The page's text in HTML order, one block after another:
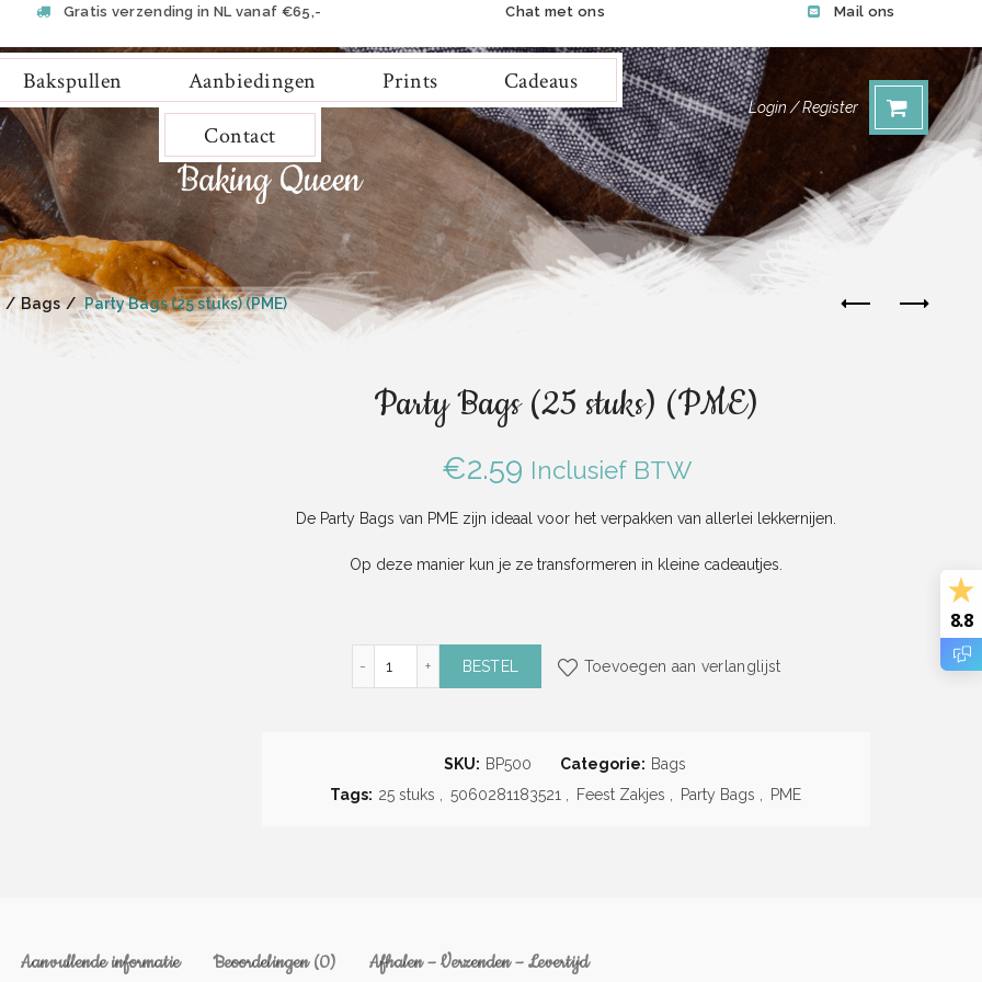
Gratis verzending in NL vanaf €65,- Chat met ons Mail ons
Bakspullen Aanbiedingen Prints
Cadeaus
Contact
Login / Register
Bags Party Bags (25 stuks) (PME)
Party Bags (25 stuks) (PME)
€2.59 Inclusief BTW
De Party Bags van PME zijn ideaal voor het verpakken van allerlei lekkernijen.
Op deze manier kun je ze transformeren in kleine cadeautjes.
Party Bags (25 stuks) (PME) aantal
BESTEL Toevoegen aan verlanglijst
SKU: BP500 Categorie: Bags
Tags: 25 stuks 5060281183521 Feest Zakjes Party Bags PME
Aanvullende informatie Beoordelingen (0) Afhalen – Verzenden – Levertijd
8.8